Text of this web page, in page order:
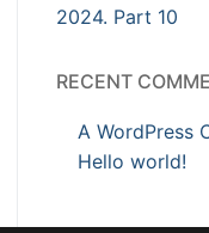
2024. Part 10
RECENT
A WordPress
Hello world!